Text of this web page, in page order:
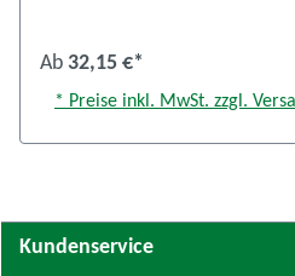
Ab 32,15 €*
* Preise inkl. MwSt. zzgl.
Kundenservice